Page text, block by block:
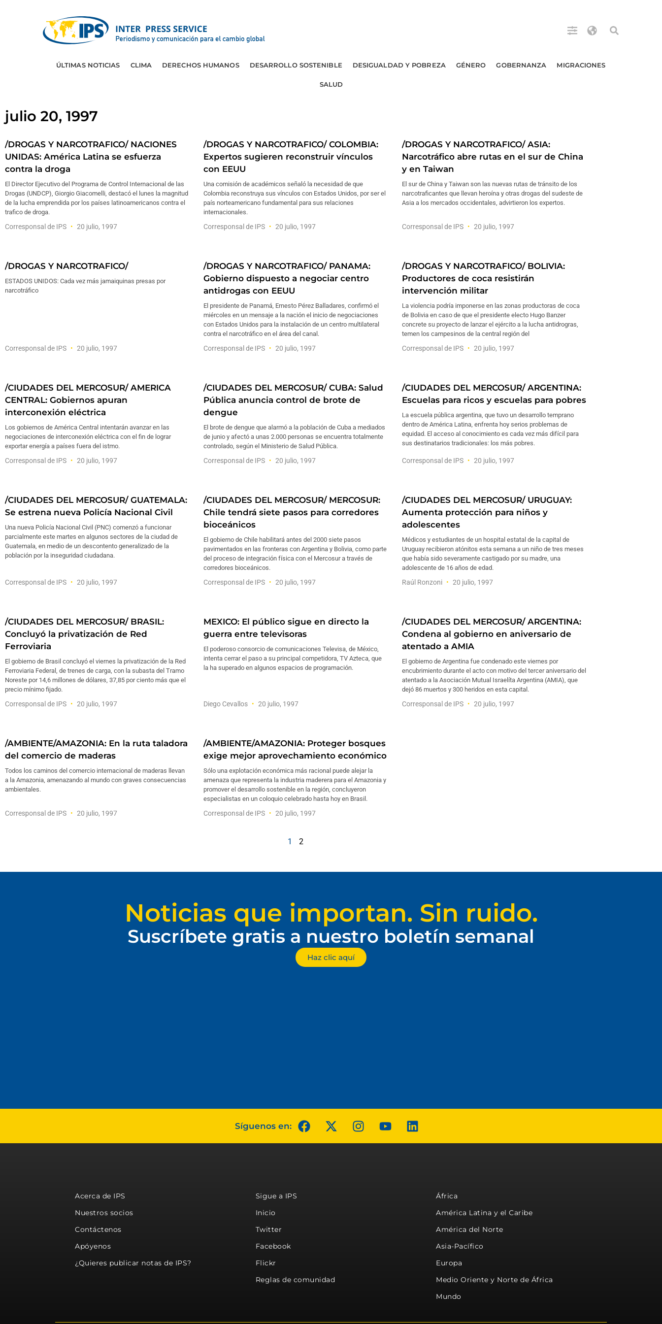
ÚLTIMAS NOTICIAS CLIMA DERECHOS HUMANOS DESARROLLO SOSTENIBLE DESIGUALDAD Y POBREZA GÉNERO GOBERNANZA MIGRACIONES
SALUD
julio 20, 1997
/DROGAS Y NARCOTRAFICO/ NACIONES
UNIDAS: América Latina se esfuerza
contra la droga
El Director Ejecutivo del Programa de Control Internacional de las
Drogas (UNDCP), Giorgio Giacomelli, destacó el lunes la magnitud
de la lucha emprendida por los países latinoamericanos contra el
trafico de droga.
Corresponsal de IPS 20 julio, 1997
/DROGAS Y NARCOTRAFICO/ COLOMBIA:
Expertos sugieren reconstruir vínculos
con EEUU
Una comisión de académicos señaló la necesidad de que
Colombia reconstruya sus vínculos con Estados Unidos, por ser el
país norteamericano fundamental para sus relaciones
internacionales.
Corresponsal de IPS 20 julio, 1997
/DROGAS Y NARCOTRAFICO/ ASIA:
Narcotráfico abre rutas en el sur de China
y en Taiwan
El sur de China y Taiwan son las nuevas rutas de tránsito de los
narcotraficantes que llevan heroína y otras drogas del sudeste de
Asia a los mercados occidentales, advirtieron los expertos.
Corresponsal de IPS 20 julio, 1997
/DROGAS Y NARCOTRAFICO/
ESTADOS UNIDOS: Cada vez más jamaiquinas presas por
narcotráfico
Corresponsal de IPS 20 julio, 1997
/DROGAS Y NARCOTRAFICO/ PANAMA:
Gobierno dispuesto a negociar centro
antidrogas con EEUU
El presidente de Panamá, Ernesto Pérez Balladares, confirmó el
miércoles en un mensaje a la nación el inicio de negociaciones
con Estados Unidos para la instalación de un centro multilateral
contra el narcotráfico en el área del canal.
Corresponsal de IPS 20 julio, 1997
/DROGAS Y NARCOTRAFICO/ BOLIVIA:
Productores de coca resistirán
intervención militar
La violencia podría imponerse en las zonas productoras de coca
de Bolivia en caso de que el presidente electo Hugo Banzer
concrete su proyecto de lanzar el ejército a la lucha antidrogras,
temen los campesinos de la central región del
Corresponsal de IPS 20 julio, 1997
/CIUDADES DEL MERCOSUR/ AMERICA
CENTRAL: Gobiernos apuran
interconexión eléctrica
Los gobiernos de América Central intentarán avanzar en las
negociaciones de interconexión eléctrica con el fin de lograr
exportar energía a países fuera del istmo.
Corresponsal de IPS 20 julio, 1997
/CIUDADES DEL MERCOSUR/ CUBA: Salud
Pública anuncia control de brote de
dengue
El brote de dengue que alarmó a la población de Cuba a mediados
de junio y afectó a unas 2.000 personas se encuentra totalmente
controlado, según el Ministerio de Salud Pública.
Corresponsal de IPS 20 julio, 1997
/CIUDADES DEL MERCOSUR/ ARGENTINA:
Escuelas para ricos y escuelas para pobres
La escuela pública argentina, que tuvo un desarrollo temprano
dentro de América Latina, enfrenta hoy serios problemas de
equidad. El acceso al conocimiento es cada vez más difícil para
sus destinatarios tradicionales: los más pobres.
Corresponsal de IPS 20 julio, 1997
/CIUDADES DEL MERCOSUR/ GUATEMALA:
Se estrena nueva Policía Nacional Civil
Una nueva Policía Nacional Civil (PNC) comenzó a funcionar
parcialmente este martes en algunos sectores de la ciudad de
Guatemala, en medio de un descontento generalizado de la
población por la inseguridad ciudadana.
Corresponsal de IPS 20 julio, 1997
/CIUDADES DEL MERCOSUR/ MERCOSUR:
Chile tendrá siete pasos para corredores
bioceánicos
El gobierno de Chile habilitará antes del 2000 siete pasos
pavimentados en las fronteras con Argentina y Bolivia, como parte
del proceso de integración física con el Mercosur a través de
corredores bioceánicos.
Corresponsal de IPS 20 julio, 1997
/CIUDADES DEL MERCOSUR/ URUGUAY:
Aumenta protección para niños y
adolescentes
Médicos y estudiantes de un hospital estatal de la capital de
Uruguay recibieron atónitos esta semana a un niño de tres meses
que había sido severamente castigado por su madre, una
adolescente de 16 años de edad.
Raúl Ronzoni 20 julio, 1997
/CIUDADES DEL MERCOSUR/ BRASIL:
Concluyó la privatización de Red
Ferroviaria
El gobierno de Brasil concluyó el viernes la privatización de la Red
Ferroviaria Federal, de trenes de carga, con la subasta del Tramo
Noreste por 14,6 millones de dólares, 37,85 por ciento más que el
precio mínimo fijado.
Corresponsal de IPS 20 julio, 1997
MEXICO: El público sigue en directo la
guerra entre televisoras
El poderoso consorcio de comunicaciones Televisa, de México,
intenta cerrar el paso a su principal competidora, TV Azteca, que
la ha superado en algunos espacios de programación.
Diego Cevallos 20 julio, 1997
/CIUDADES DEL MERCOSUR/ ARGENTINA:
Condena al gobierno en aniversario de
atentado a AMIA
El gobierno de Argentina fue condenado este viernes por
encubrimiento durante el acto con motivo del tercer aniversario del
atentado a la Asociación Mutual Israelíta Argentina (AMIA), que
dejó 86 muertos y 300 heridos en esta capital.
Corresponsal de IPS 20 julio, 1997
/AMBIENTE/AMAZONIA: En la ruta taladora
del comercio de maderas
Todos los caminos del comercio internacional de maderas llevan
a la Amazonia, amenazando al mundo con graves consecuencias
ambientales.
Corresponsal de IPS 20 julio, 1997
/AMBIENTE/AMAZONIA: Proteger bosques
exige mejor aprovechamiento económico
Sólo una explotación económica más racional puede alejar la
amenaza que representa la industria maderera para el Amazonia y
promover el desarrollo sostenible en la región, concluyeron
especialistas en un coloquio celebrado hasta hoy en Brasil.
Corresponsal de IPS 20 julio, 1997
1 2
Noticias que importan. Sin ruido.
Suscríbete gratis a nuestro boletín semanal
Haz clic aquí
Síguenos en:
Acerca de IPS
Nuestros socios
Contáctenos
Apóyenos
¿Quieres publicar notas de IPS?
Sigue a IPS
Inicio
Twitter
Facebook
Flickr
Reglas de comunidad
África
América Latina y el Caribe
América del Norte
Asia-Pacífico
Europa
Medio Oriente y Norte de África
Mundo